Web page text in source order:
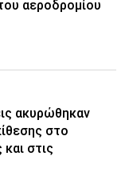
αεροδρομίου
ακυρώθηκαν
στο
στις